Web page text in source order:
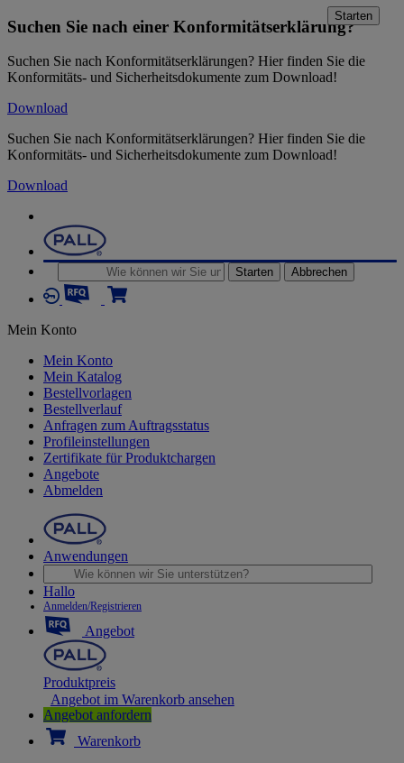
Suchen Sie nach einer Konformitätserklärung?
Suchen Sie nach Konformitätserklärungen? Hier finden Sie die
Konformitäts- und Sicherheitsdokumente zum Download!
Download
Suchen Sie nach Konformitätserklärungen? Hier finden Sie die
Konformitäts- und Sicherheitsdokumente zum Download!
Download
Starten Abbrechen
Mein Konto
Mein Konto
Mein Katalog
Bestellvorlagen
Bestellverlauf
Anfragen zum Auftragsstatus
Profileinstellungen
Zertifikate für Produktchargen
Angebote
Abmelden
Anwendungen
Starten
Hallo
Anmelden/Registrieren
Angebot
Produktpreis
Angebot im Warenkorb ansehen
Angebot anfordern
Warenkorb